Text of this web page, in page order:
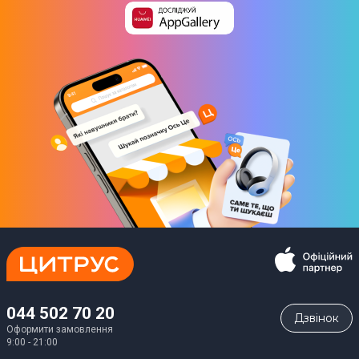
044 502 70 20
Оформити замовлення
9:00 - 21:00
Дзвiнок